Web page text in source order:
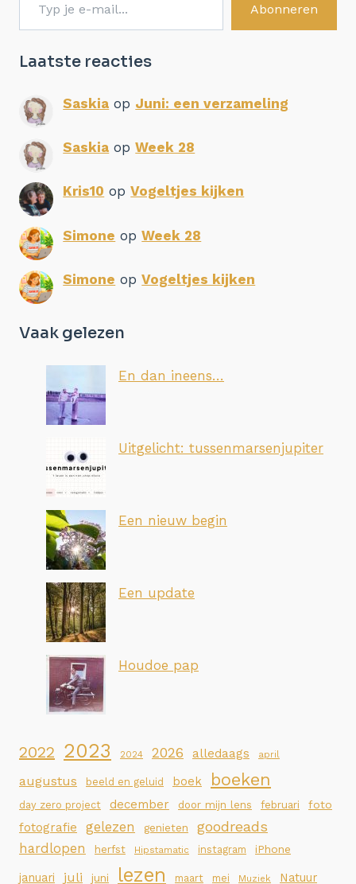
Abonneren
Laatste reacties
Saskia op Juni: een verzameling
Saskia opWeek 28
Kris10 opVogeltjes kijken
Simone opWeek 28
Simone opVogeltjes kijken
Vaak gelezen
En dan ineens…
Uitgelicht: tussenmarsenjupiter
Een nieuw begin
Een update
Houdoe pap
2022 2023 2024 2026 alledaags april
augustus beeld en geluid boek boeken
day zero project december door mijn lens februari foto
fotografie gelezen genieten goodreads
hardlopen herfst Hipstamatic instagram iPhone
januari juli juni lezen maart mei Muziek Natuur